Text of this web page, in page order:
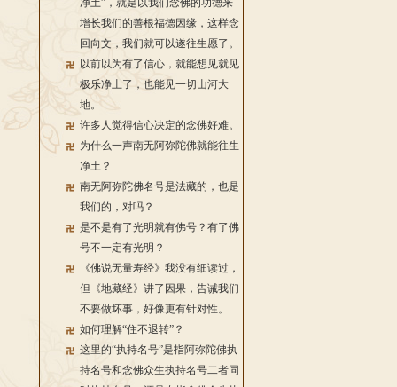
净土”，就是以我们念佛的功德来
增长我们的善根福德因缘，这样念
回向文，我们就可以遂往生愿了。
以前以为有了信心，就能想见就见
极乐净土了，也能见一切山河大
地。
许多人觉得信心决定的念佛好难。
为什么一声南无阿弥陀佛就能往生
净土？
南无阿弥陀佛名号是法藏的，也是
我们的，对吗？
是不是有了光明就有佛号？有了佛
号不一定有光明？
《佛说无量寿经》我没有细读过，
但《地藏经》讲了因果，告诫我们
不要做坏事，好像更有针对性。
如何理解“住不退转”？
这里的“执持名号”是指阿弥陀佛执
持名号和念佛众生执持名号二者同